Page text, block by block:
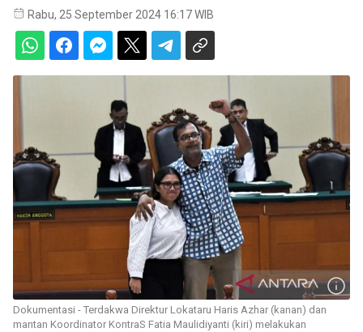
Rabu, 25 September 2024 16:17 WIB
Dokumentasi - Terdakwa Direktur Lokataru Haris Azhar (kanan) dan
mantan Koordinator KontraS Fatia Maulidiyanti (kiri) melakukan